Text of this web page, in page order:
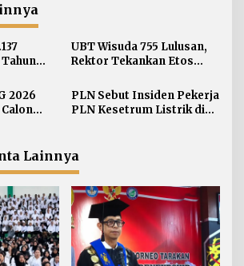
UBT Wisuda 755 Lulusan,
Rektor Tekankan Etos
2026
PLN Sebut Insiden Pekerja
PLN Kesetrum Listrik di
Lainnya